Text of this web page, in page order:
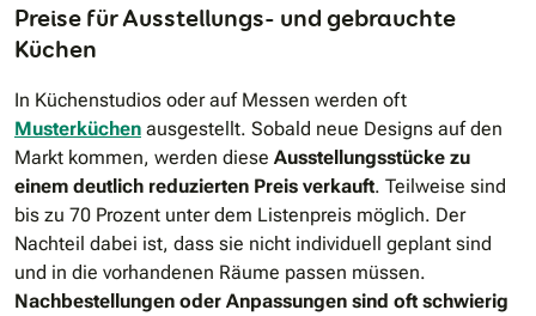
Preise für Ausstellungs- und gebrauchte
Küchen
In Küchenstudios oder auf Messen werden oft
Musterküchen ausgestellt. Sobald neue Designs auf den
Markt kommen, werden diese Ausstellungsstücke zu
einem deutlich reduzierten Preis verkauft. Teilweise sind
bis zu 70 Prozent unter dem Listenpreis möglich. Der
Nachteil dabei ist, dass sie nicht individuell geplant sind
und in die vorhandenen Räume passen müssen.
Nachbestellungen oder Anpassungen sind oft schwierig